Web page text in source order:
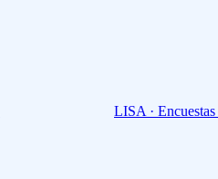
LISA · Encuestas